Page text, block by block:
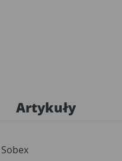
Artykuły
Sobex